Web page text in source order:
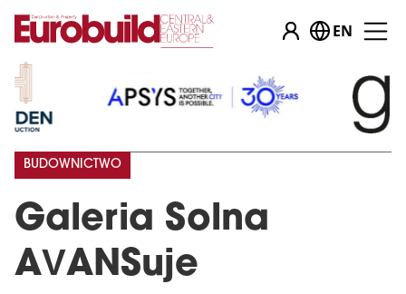
EN
Galeria Solna
AVANSuje
BUDOWNICTWO